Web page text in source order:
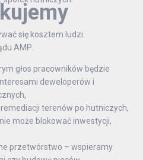
się kosztem ludzi.
AMP:
głos pracowników będzie
deweloperów i
terenów po hutniczych,
może blokować inwestycji,
przetwórstwo – wspieramy